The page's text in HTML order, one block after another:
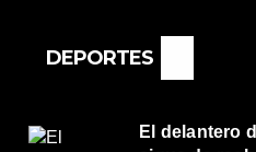
DEPORTES
El delantero